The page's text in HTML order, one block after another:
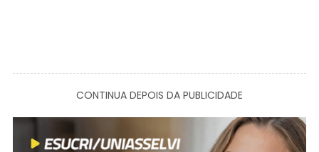
CONTINUA DEPOIS DA PUBLICIDADE